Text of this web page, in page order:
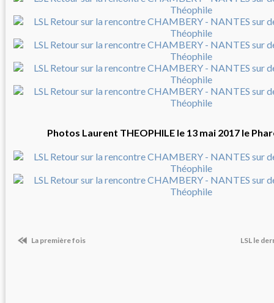
Photos Laurent THEOPHILE le 13 mai 2017 le
La première fois LSL le